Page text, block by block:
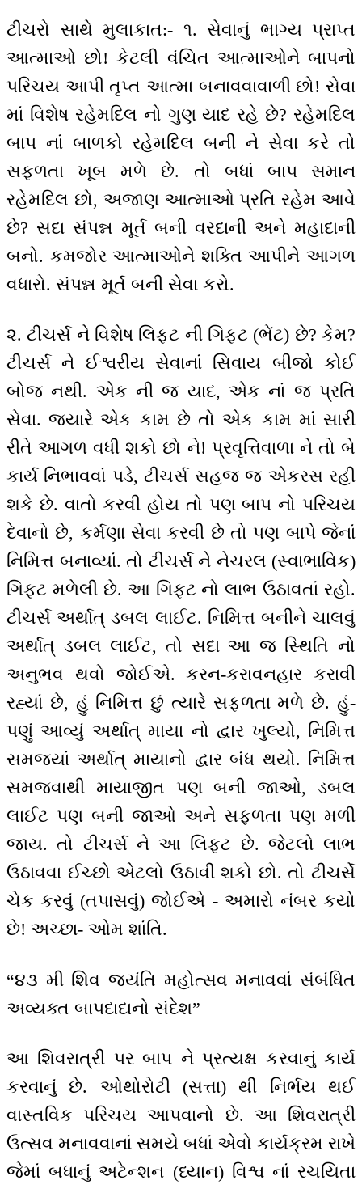
ટીચરો સાથે મુલાકાત:- ૧. સેવાનું ભાગ્ય પ્રાપ્ત
આત્માઓ છો! કેટલી વંચિત આત્માઓને બાપનો
પરિચય આપી તૃપ્ત આત્મા બનાવવાવાળી છો! સેવા
માં વિશેષ રહેમદિલ નો ગુણ યાદ રહે છે? રહેમદિલ
બાપ નાં બાળકો રહેમદિલ બની ને સેવા કરે તો
સફળતા ખૂબ મળે છે. તો બધાં બાપ સમાન
રહેમદિલ છો, અજાણ આત્માઓ પ્રતિ રહેમ આવે
છે? સદા સંપન્ન મૂર્ત બની વરદાની અને મહાદાની
બનો. કમજોર આત્માઓને શક્તિ આપીને આગળ
વધારો. સંપન્ન મૂર્ત બની સેવા કરો.
૨. ટીચર્સ ને વિશેષ લિફ્ટ ની ગિફ્ટ (ભેંટ) છે? કેમ?
ટીચર્સ ને ઈશ્વરીય સેવાનાં સિવાય બીજો કોઈ
બોજ નથી. એક ની જ યાદ, એક નાં જ પ્રતિ
સેવા. જ્યારે એક કામ છે તો એક કામ માં સારી
રીતે આગળ વધી શકો છો ને! પ્રવૃત્તિવાળા ને તો બે
કાર્ય નિભાવવાં પડે, ટીચર્સ સહજ જ એકરસ રહી
શકે છે. વાતો કરવી હોય તો પણ બાપ નો પરિચય
દેવાનો છે, કર્મણા સેવા કરવી છે તો પણ બાપે જેનાં
નિમિત્ત બનાવ્યાં. તો ટીચર્સ ને નેચરલ (સ્વાભાવિક)
ગિફ્ટ મળેલી છે. આ ગિફ્ટ નો લાભ ઉઠાવતાં રહો.
ટીચર્સ અર્થાત્ ડબલ લાઈટ. નિમિત્ત બનીને ચાલવું
અર્થાત્ ડબલ લાઈટ, તો સદા આ જ સ્થિતિ નો
અનુભવ થવો જોઈએ. કરન-કરાવનહાર કરાવી
રહ્યાં છે, હું નિમિત્ત છું ત્યારે સફળતા મળે છે. હું-
પણું આવ્યું અર્થાત્ માયા નો દ્વાર ખુલ્યો, નિમિત્ત
સમજ્યાં અર્થાત્ માયાનો દ્વાર બંધ થયો. નિમિત્ત
સમજવાથી માયાજીત પણ બની જાઓ, ડબલ
લાઈટ પણ બની જાઓ અને સફળતા પણ મળી
જાય. તો ટીચર્સ ને આ લિફ્ટ છે. જેટલો લાભ
ઉઠાવવા ઈચ્છો એટલો ઉઠાવી શકો છો. તો ટીચર્સે
ચેક કરવું (તપાસવું) જોઈએ - અમારો નંબર કયો
છે! અચ્છા- ઓમ શાંતિ.
“૪૩ મી શિવ જયંતિ મહોત્સવ મનાવવાં સંબંધિત
અવ્યક્ત બાપદાદાનો સંદેશ”
આ શિવરાત્રી પર બાપ ને પ્રત્યક્ષ કરવાનું કાર્ય
કરવાનું છે. ઓથોરોટી (સત્તા) થી નિર્ભય થઈ
વાસ્તવિક પરિચય આપવાનો છે. આ શિવરાત્રી
ઉત્સવ મનાવવાનાં સમયે બધાં એવો કાર્યક્રમ રાખે
જેમાં બધાનું અટેન્શન (ધ્યાન) વિશ્વ નાં રચયિતા